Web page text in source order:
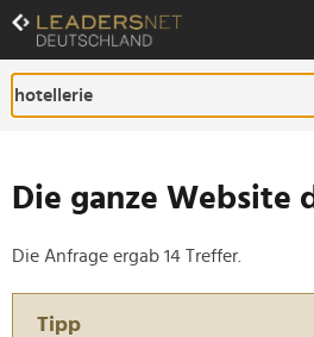
Zum
Inhalt
Zur
Fußzeilen-
Navigation
Die ganze Website
Die Anfrage ergab 14 Treffer.
Tipp